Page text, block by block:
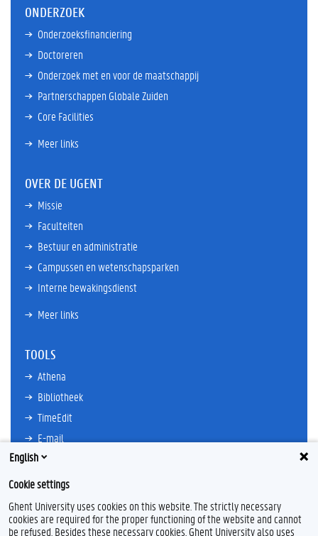
ONDERZOEK
Onderzoeksfinanciering
Doctoreren
Onderzoek met en voor de maatschappij
Partnerschappen Globale Zuiden
Core Facilities
Meer links
OVER DE UGENT
Missie
Faculteiten
Bestuur en administratie
Campussen en wetenschapsparken
Interne bewakingsdienst
Meer links
TOOLS
Athena
Bibliotheek
TimeEdit
E-mail
Ufora
Oasis
Research Explorer
English
Cookie settings
Ghent University uses cookies on this website. The strictly necessary
cookies are required for the proper functioning of the website and cannot
be refused. Besides these necessary cookies, Ghent University also uses